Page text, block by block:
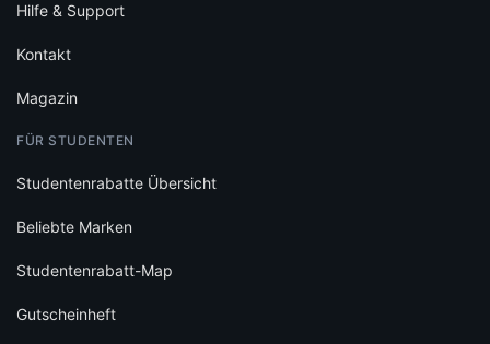
Hilfe & Support
Kontakt
Magazin
FÜR STUDENTEN
Studentenrabatte Übersicht
Beliebte Marken
Studentenrabatt-Map
Gutscheinheft